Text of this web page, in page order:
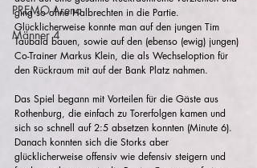
PREMO-Arena
Männer 4
ging so ohne Halbrechten in die Partie.
Glücklicherweise konnte man auf den jungen Tim
Taubald bauen, sowie auf den (ebenso (ewig) jungen)
Co-Trainer Markus Klein, die als Wechseloption für
den Rückraum mit auf der Bank Platz nahmen.
Das Spiel begann mit Vorteilen für die Gäste aus
Rothenburg, die einfach zu Torerfolgen kamen und
sich so schnell auf 2:5 absetzen konnten (Minute 6).
Danach konnten sich die Storks aber
glücklicherweise offensiv wie defensiv steigern und